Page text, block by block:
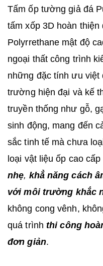
Tấm ốp tường giả đá
tấm xốp 3D hoàn
Polyrrethane mật độ
ngoại thất công trình
những đặc tính ưu việt
trường hiện đại và kế
truyền thống như gỗ,
sinh động, mang đến
sắc tinh tế mà chưa
loại vật liệu ốp cao
nhẹ, khẳ năng cách
với môi trường khắc
không cong vênh,
quá trình thi công
đơn giản.